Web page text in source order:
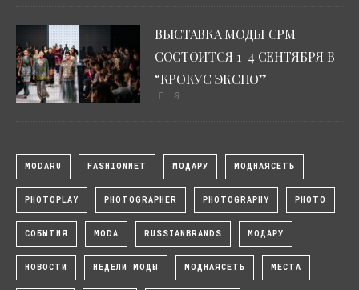
ВЫСТАВКА МОДЫ CPM
СОСТОИТСЯ 1–4 СЕНТЯБРЯ В
“КРОКУС ЭКСПО”
0
MODARU FASHIONNET МОДАРУ МОДНАЯСЕТЬ
PHOTOPLAY PHOTOGRAPHER PHOTOGRAPHY PHOTO
СОБЫТИЯ MODA RUSSIANBRANDS МОДАРУ
НОВОСТИ НЕДЕЛИ МОДЫ МОДНАЯСЕТЬ МЕСТА